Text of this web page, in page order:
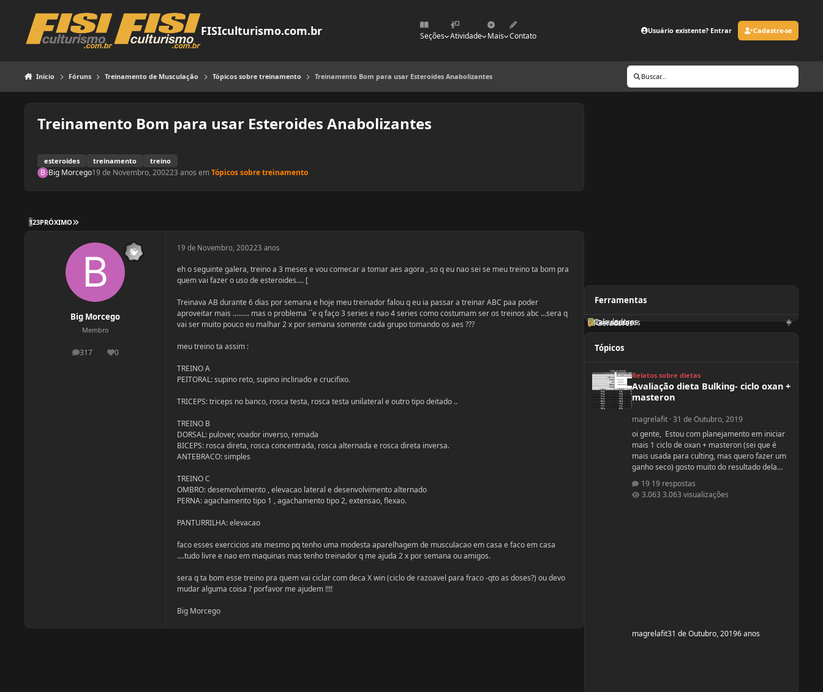
FISIculturismo.com.br Seções Atividade Mais Contato
Usuário existente? Entrar Cadastre-se
Início Fóruns Treinamento de Musculação Tópicos sobre treinamento Treinamento Bom para usar Esteroides Anabolizantes Buscar...
Treinamento Bom para usar Esteroides Anabolizantes
esteroides treinamento treino
Big Morcego19 de Novembro, 200223 anos emTópicos sobre treinamento
123PRÓXIMO ÚLTIMA PÁGINA
Big Morcego
Membro
317
postagens0
Reputação
19 de Novembro, 200223 anos
eh o seguinte galera, treino a 3 meses e vou comecar a tomar aes agora , so q eu nao sei se meu treino ta bom pra
quem vai fazer o uso de esteroides.... [
Treinava AB durante 6 dias por semana e hoje meu treinador falou q eu ia passar a treinar ABC paa poder
aproveitar mais ......... mas o problema ´´e q faço 3 series e nao 4 series como costumam ser os treinos abc ...sera q
vai ser muito pouco eu malhar 2 x por semana somente cada grupo tomando os aes ???
meu treino ta assim :
TREINO A
PEITORAL: supino reto, supino inclinado e crucifixo.
TRICEPS: triceps no banco, rosca testa, rosca testa unilateral e outro tipo deitado ..
TREINO B
DORSAL: pulover, voador inverso, remada
BICEPS: rosca direta, rosca concentrada, rosca alternada e rosca direta inversa.
ANTEBRACO: simples
TREINO C
OMBRO: desenvolvimento , elevacao lateral e desenvolvimento alternado
PERNA: agachamento tipo 1 , agachamento tipo 2, extensao, flexao.
PANTURRILHA: elevacao
faco esses exercicios ate mesmo pq tenho uma modesta aparelhagem de musculacao em casa e faco em casa
....tudo livre e nao em maquinas mas tenho treinador q me ajuda 2 x por semana ou amigos.
sera q ta bom esse treino pra quem vai ciclar com deca X win (ciclo de razoavel para fraco -qto as doses?) ou devo
mudar alguma coisa ? porfavor me ajudem !!!!
Big Morcego
Ferramentas
Geradores
Orientadores
Calculadoras
Tópicos
Relatos sobre dietas
Avaliação dieta Bulking- ciclo oxan +
masteron
magrelafit·31 de Outubro, 2019
oi gente, Estou com planejamento em iniciar
mais 1 ciclo de oxan + masteron (sei que é
mais usada para culting, mas quero fazer um
ganho seco) gosto muito do resultado dela
2 ciclos de oxandrolona 1 em 2016(6
semanas) e outro 2017.(6 semanas) , mas o
19 respostas
3.063 visualizações
magrelafit31 de Outubro, 20196 anos